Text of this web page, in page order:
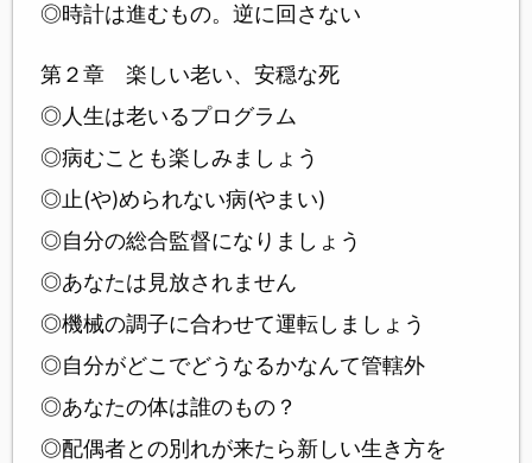
◎時計は進むもの。逆に回さない
第２章 楽しい老い、安穏な死
◎人生は老いるプログラム
◎病むことも楽しみましょう
◎止(や)められない病(やまい)
◎自分の総合監督になりましょう
◎あなたは見放されません
◎機械の調子に合わせて運転しましょう
◎自分がどこでどうなるかなんて管轄外
◎あなたの体は誰のもの？
◎配偶者との別れが来たら新しい生き方を